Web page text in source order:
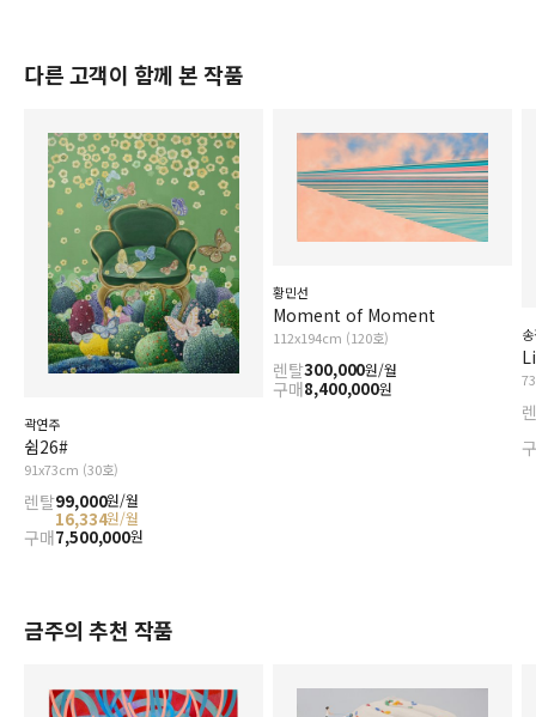
다른 고객이 함께 본 작품
곽연주
쉼26#
91x73cm (30호)
렌탈99,000원/월
16,334원/월
구매7,500,000원
황민선
Moment of Moment
112x194cm (120호)
렌탈300,000원/월
구매8,400,000원
금주의 추천 작품